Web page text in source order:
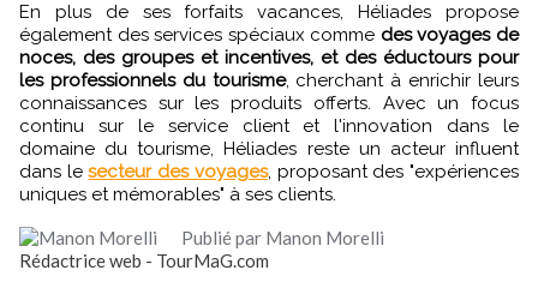
En plus de ses forfaits vacances, Héliades propose
également des services spéciaux comme des voyages de
noces, des groupes et incentives, et des éductours pour
les professionnels du tourisme, cherchant à enrichir leurs
connaissances sur les produits offerts. Avec un focus
continu sur le service client et l'innovation dans le
domaine du tourisme, Héliades reste un acteur influent
dans lesecteur des voyages, proposant des "expériences
uniques et mémorables" à ses clients.
Publié par Manon Morelli
Rédactrice web - TourMaG.com